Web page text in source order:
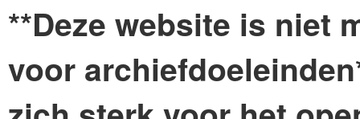
**Deze website is niet
voor